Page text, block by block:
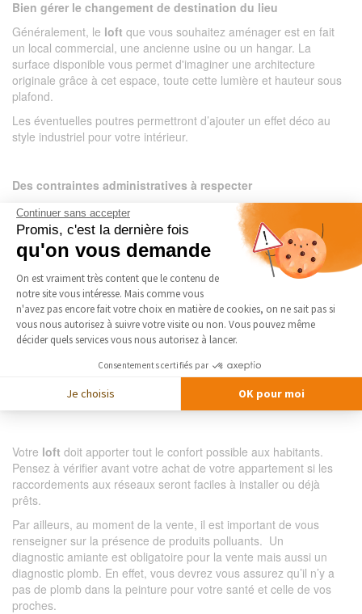
Bien gérer le changement de destination du lieu
Généralement, le loft que vous souhaitez aménager est en fait
un local commercial, une ancienne usine ou un hangar. La
surface disponible vous permet d'imaginer une architecture
originale grâce à cet espace, toute cette lumière et hauteur sous
plafond.
Les éventuelles poutres permettront d’ajouter un effet déco au
style industriel pour votre intérieur.
Des contraintes administratives à respecter
L'aménagement d'un loft
à la place d'un local suppose de
répondre à des contraintes administratives, de penser à des
clauses dans le contrat de vente.
Vous devez demander une autorisation de
changement de
destination, pour que votre local puisse être transformé en
habitation.
Dès le compromis de vente, anticipez les clauses suspensives en
cas de refus de permis de construire, refus de changement de
Vérifier les raccordements et la présence de polluants
Votre loft doit apporter tout le confort possible aux habitants.
Pensez à vérifier avant votre achat de votre appartement si les
raccordements aux réseaux seront faciles à installer ou déjà
prêts.
Par ailleurs, au moment de la vente, il est important de vous
renseigner sur la présence de produits polluants. Un
diagnostic amiante est obligatoire pour la vente mais aussi un
diagnostic plomb. En effet, vous devrez vous assurez qu’il n’y a
pas de plomb dans la peinture pour votre santé et celle de vos
proches.
Continuer sans accepter
Promis, c'est la dernière fois
qu'on vous demande
Plateforme de Gestion du
On est vraiment très content que le contenu de
notre site vous intéresse. Mais comme vous
n'avez pas encore fait votre choix en matière de cookies, on ne sait pas si
vous nous autorisez à suivre votre visite ou non. Vous pouvez même
décider quels services vous nous autorisez à lancer.
Consentements certifiés par
Je choisis OK pour moi
Axeptio consent